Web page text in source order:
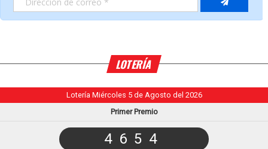
LOTERÍA
Lotería Miércoles 5 de Agosto del 2026
Primer Premio
4654